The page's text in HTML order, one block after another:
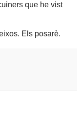
que he vist
Els posarè.